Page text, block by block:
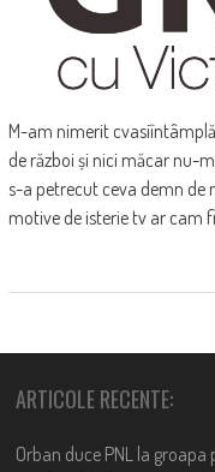
M-am nimerit
de război și nici măcar nu-
s-a petrecut ceva demn de
motive de isterie tv ar cam
ARTICOLE RECENTE:
Orban duce PNL la groapa